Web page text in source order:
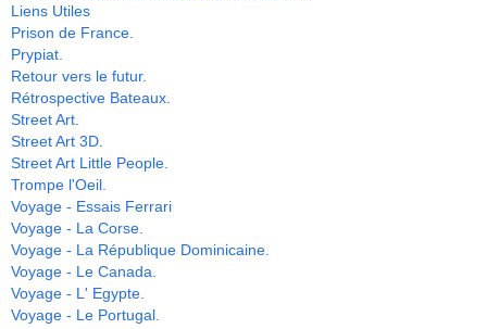
Liens Utiles
Prison de France.
Prypiat.
Retour vers le futur.
Rétrospective Bateaux.
Street Art.
Street Art 3D.
Street Art Little People.
Trompe l'Oeil.
Voyage - Essais Ferrari
Voyage - La Corse.
Voyage - La République Dominicaine.
Voyage - Le Canada.
Voyage - L' Egypte.
Voyage - Le Portugal.